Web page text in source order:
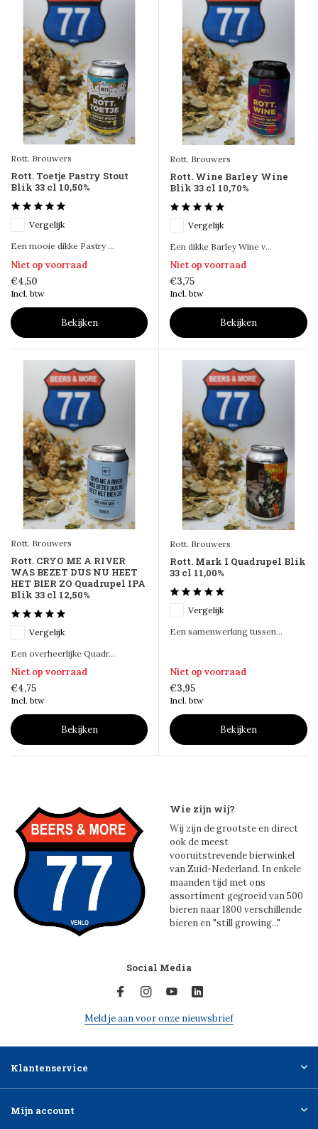
Rott. Brouwers
Rott. Toetje Pastry Stout
Blik 33 cl 10,50%
Vergelijk
Een mooie dikke Pastry ...
Niet op voorraad
€4,50
Incl. btw
Bekijken
Rott. Brouwers
Rott. Wine Barley Wine
Blik 33 cl 10,70%
Vergelijk
Een dikke Barley Wine v...
Niet op voorraad
€3,75
Incl. btw
Bekijken
Rott. Brouwers
Rott. CRYO ME A RIVER
WAS BEZET DUS NU HEET
HET BIER ZO Quadrupel IPA
Blik 33 cl 12,50%
Vergelijk
Een overheerlijke Quadr...
Niet op voorraad
€4,75
Incl. btw
Bekijken
Rott. Brouwers
Rott. Mark I Quadrupel Blik
33 cl 11,00%
Vergelijk
Een samenwerking tussen...
Niet op voorraad
€3,95
Incl. btw
Bekijken
Wie zijn wij?
Wij zijn de grootste en direct
ook de meest
vooruitstrevende bierwinkel
van Zuid-Nederland. In enkele
maanden tijd met ons
assortiment gegroeid van 500
bieren naar 1800 verschillende
bieren en "still growing..."
Social Media
Meld je aan voor onze nieuwsbrief
Klantenservice
Mijn account